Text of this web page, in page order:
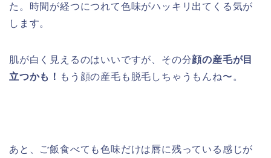
た。時間が経つにつれて色味がハッキリ出てくる気が
します。
肌が白く見えるのはいいですが、その分顔の産毛が目
立つかも！ もう顔の産毛も脱毛しちゃうもんね〜。
あと、ご飯食べても色味だけは唇に残っている感じが